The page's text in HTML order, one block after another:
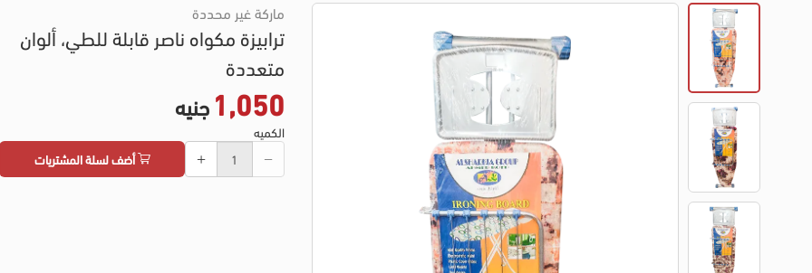
ماركة غير محددة
ترابيزة مكواه ناصر قابلة للطي، ألوان
متعددة
1,050 جنيه
الكميه
أضف لسلة المشتريات